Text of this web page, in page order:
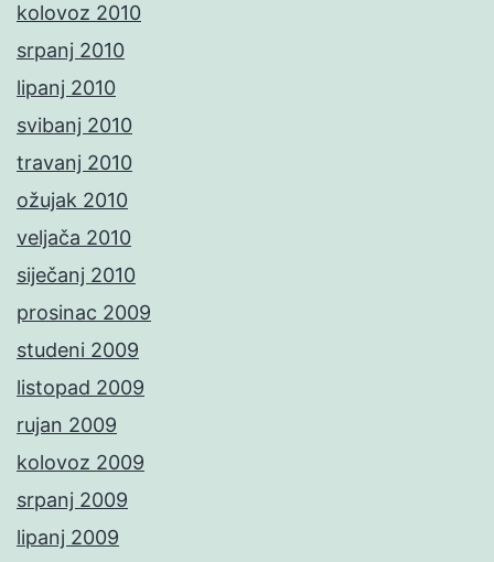
kolovoz 2010
srpanj 2010
lipanj 2010
svibanj 2010
travanj 2010
ožujak 2010
veljača 2010
siječanj 2010
prosinac 2009
studeni 2009
listopad 2009
rujan 2009
kolovoz 2009
srpanj 2009
lipanj 2009